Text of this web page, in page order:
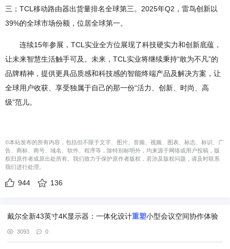
三；TCL移动路由器出货量排名全球第三。2025年Q2，雷鸟创新以
39%的全球市场份额，位居全球第一。
连续15年参展，TCL实业全方位展现了科技硬实力和创新底蕴，
让未来智慧生活触手可及。未来，TCL实业将继续秉持“敢为不凡”的
品牌精神，提供更具品质感和科技感的智能终端产品及解决方案，让
全球用户收获、享受独属于自己的那一份“活力、创新、时尚、高
级”范儿。
©本站发布的所有内容，包括但不限于文字、图片、音频、视频、图表、标志、标识、广
告、商标、商号、域名、软件、程序等，除特别标明外，均来源于网络或用户投稿，版
权归原作者或原出处所有。我们致力于保护原作者版权，若涉及版权问题，请及时联系
我们进行处理。
944 136
戴尔全新43英寸4K显示器：一体化设计重塑小型会议空间协作体验
3093 0